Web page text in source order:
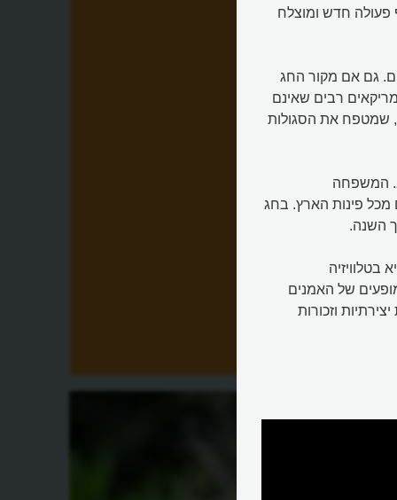
פעולה חדש ומוצלח
גם אם מקור החג
רבים שאינם
שמטפח את הסגולות
המשפחה
פינות הארץ. בחג
השנה.
של האמנים
וזכורות